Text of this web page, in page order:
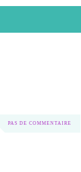
PAS DE COMMENTAIRE